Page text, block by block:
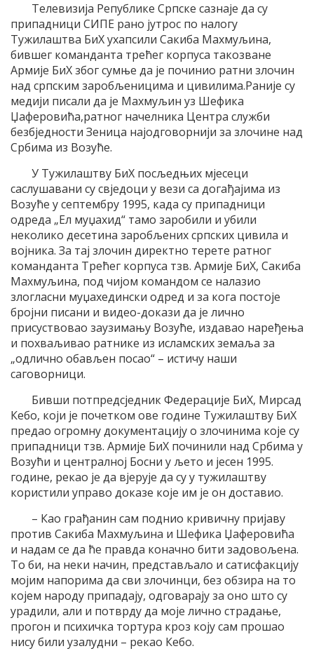
Телевизија Републике Српске сазнаје да су
припадници СИПЕ рано јутрос по налогу
Тужилаштва БиХ ухапсили Сакиба Махмуљина,
бившег команданта трећег корпуса такозване
Армије БиХ због сумње да је починио ратни злочин
над српским заробљеницима и цивилима.Раније су
медији писали да је Махмуљин уз Шефика
Џаферовића,ратног начелника Центра служби
безбједности Зеница најодговорнији за злочине над
Србима из Возуће.
У Тужилаштву БиХ посљедњих мјесеци
саслушавани су свједоци у вези са догађајима из
Возуће у септембру 1995, када су припадници
одреда „Ел муџахид“ тамо заробили и убили
неколико десетина заробљених српских цивила и
војника. За тај злочин директно терете ратног
команданта Трећег корпуса тзв. Армије БиХ, Сакиба
Махмуљина, под чијом командом се налазио
злогласни муџахедински одред и за кога постоје
бројни писани и видео-докази да је лично
присуствовао заузимању Возуће, издавао наређења
и похваљивао ратнике из исламских земаља за
„одлично обављен посао“ – истичу наши
саговорници.
Бивши потпредсједник Федерације БиХ, Мирсад
Кебо, који је почетком ове године Тужилаштву БиХ
предао огромну документацију о злочинима које су
припадници тзв. Армије БиХ починили над Србима у
Возући и централној Босни у љето и јесен 1995.
године, рекао је да вјерује да су у тужилаштву
користили управо доказе које им је он доставио.
– Као грађанин сам поднио кривичну пријаву
против Сакиба Махмуљина и Шефика Џаферовића
и надам се да ће правда коначно бити задовољена.
То би, на неки начин, представљало и сатисфакцију
мојим напорима да сви злочинци, без обзира на то
којем народу припадају, одговарају за оно што су
урадили, али и потврду да моје лично страдање,
прогон и психичка тортура кроз коју сам прошао
нису били узалудни – рекао Кебо.